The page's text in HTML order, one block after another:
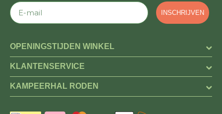
E-mail
INSCHRIJVEN
OPENINGSTIJDEN WINKEL
KLANTENSERVICE
KAMPEERHAL RODEN